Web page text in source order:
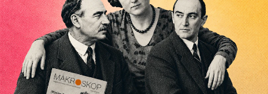
Dabei leben wir von
unseren Autoren, ihren
Recherchen, ihrem Wissen
und ihrem Enthusiasmus.
Gemeinsam scheren wir
aus den schmaler
ABONNIEREN SIE
MAKROSKOP
Schon Abonnent? Dann
hiereinloggen!